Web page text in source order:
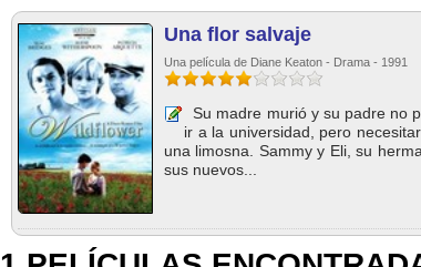
Una flor salvaje
Una película de Diane Keaton - Drama - 1991
Su madre murió y su padre no
ir a la universidad, pero
una limosna. Sammy y Eli, su
sus nuevos...